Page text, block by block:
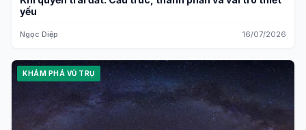
yếu
Ngọc Diệp 16/07/2026
KHÁM PHÁ VŨ TRỤ